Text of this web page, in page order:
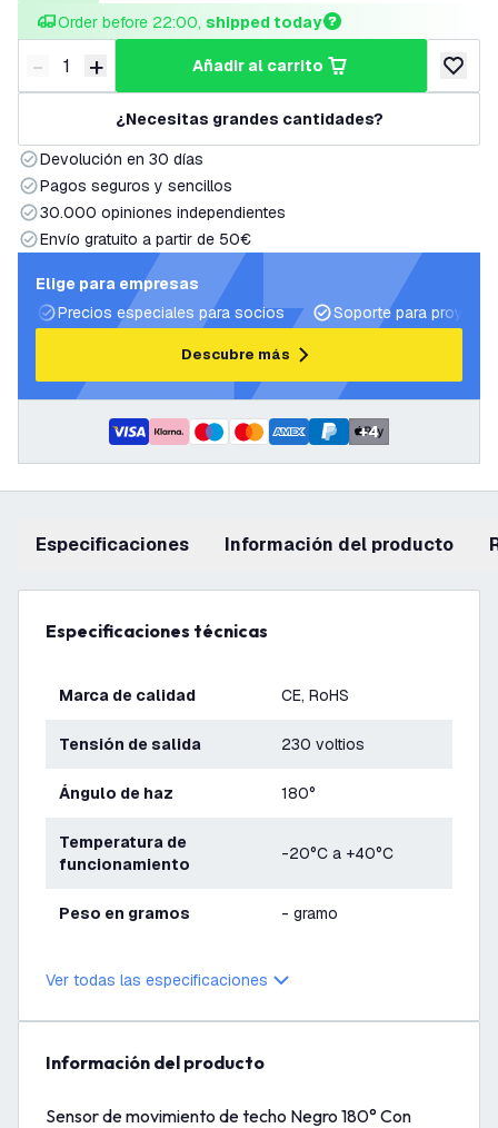
Order before 22:00, shipped today
Disminuir cantidad
- Aumentar cantidad
+ añadir al carrito
añadir
¿Necesitas grandes cantidades?
Devolución en 30 días
Pagos seguros y sencillos
30.000 opiniones independientes
Envío gratuito a partir de 50€
Elige para empresas
Precios especiales para socios
Soporte para
Descubre más
+4
Especificaciones información del producto
Especificaciones técnicas
Marca de calidad CE, RoHS
Tensión de salida 230 voltios
Ángulo de haz 180°
Temperatura de
funcionamiento
-20°C a +40°C
Peso en gramos - gramo
Ver todas las especificaciones
información del producto
Sensor de movimiento de techo Negro 180° Con